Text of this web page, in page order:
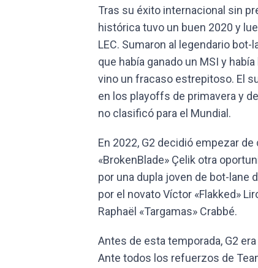
Tras su éxito internacional sin
histórica tuvo un buen 2020 y
LEC. Sumaron al legendario
que había ganado un MSI y
vino un fracaso estrepitoso. El
en los playoffs de primavera y
no clasificó para el Mundial.
En 2022, G2 decidió empezar
«BrokenBlade» Çelik otra
por una dupla joven de bot-lane
por el novato Víctor «Flakked»
Raphaël «Targamas» Crabbé.
Antes de esta temporada, G2
Ante todos los refuerzos de